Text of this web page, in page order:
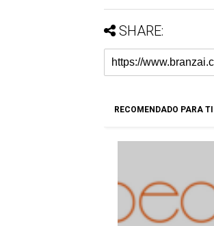
SHARE:
RECOMENDADO PARA TI